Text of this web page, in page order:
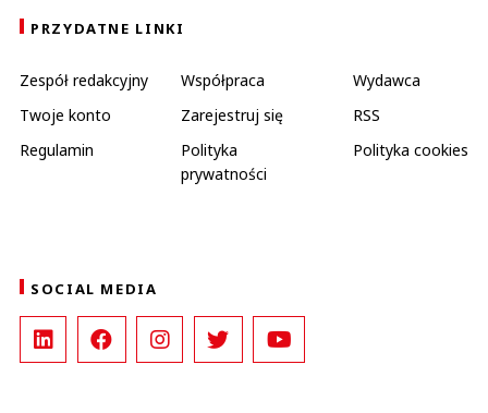
PRZYDATNE LINKI
Zespół redakcyjny Współpraca
Wydawca
Twoje konto
Zarejestruj się
RSS
Regulamin
Polityka
prywatności
Polityka cookies
SOCIAL MEDIA